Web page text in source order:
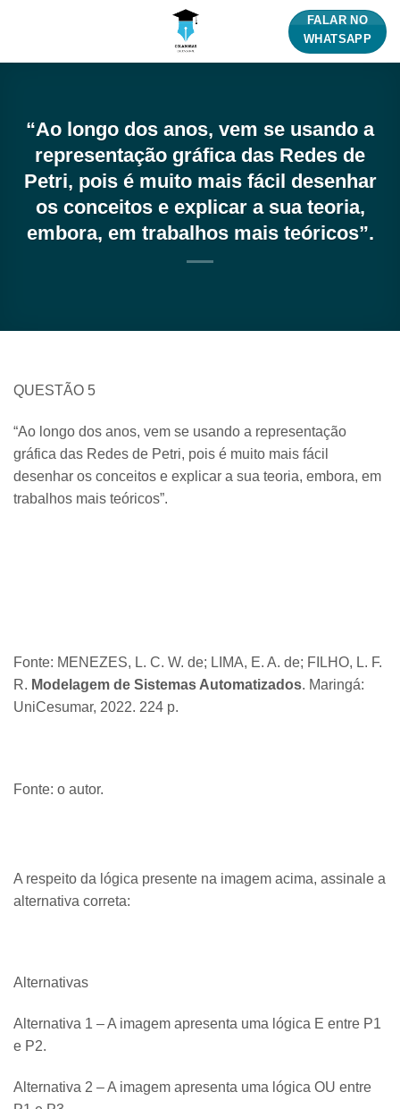
FALAR NO
WHATSAPP
“Ao longo dos anos, vem se usando a
representação gráfica das Redes de
Petri, pois é muito mais fácil desenhar
os conceitos e explicar a sua teoria,
embora, em trabalhos mais teóricos”.
QUESTÃO 5
“Ao longo dos anos, vem se usando a representação
gráfica das Redes de Petri, pois é muito mais fácil
desenhar os conceitos e explicar a sua teoria, embora, em
trabalhos mais teóricos”.
Fonte: MENEZES, L. C. W. de; LIMA, E. A. de; FILHO, L. F.
R. Modelagem de Sistemas Automatizados. Maringá:
UniCesumar, 2022. 224 p.
Fonte: o autor.
A respeito da lógica presente na imagem acima, assinale a
alternativa correta:
Alternativas
Alternativa 1 – A imagem apresenta uma lógica E entre P1
e P2.
Alternativa 2 – A imagem apresenta uma lógica OU entre